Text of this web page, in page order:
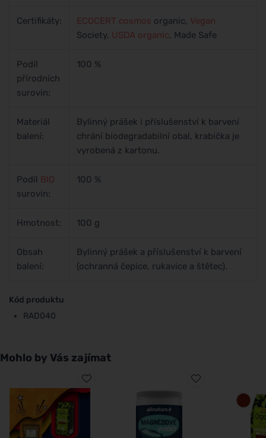
Certifikáty: ECOCERT cosmos organic, Vegan
Society, USDA organic , Made Safe
Podíl
přírodních
surovin:
100 %
Materiál
balení:
Bylinný prášek i příslušenství k barvení
chrání biodegradabilní obal, krabička je
vyrobená z kartonu.
Podíl BIO
surovin:
100 %
Hmotnost: 100 g
Obsah
balení:
Bylinný prášek a příslušenství k barvení
(ochranná čepice, rukavice a štětec).
Kód produktu
RAD040
Mohlo by Vás zajímat